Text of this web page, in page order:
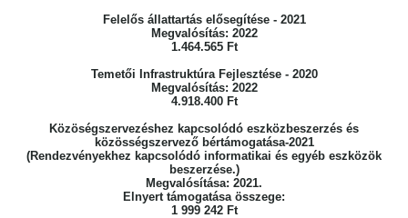
Felelős állattartás elősegítése - 2021
Megvalósítás: 2022
1.464.565 Ft
Temetői Infrastruktúra Fejlesztése - 2020
Megvalósítás: 2022
4.918.400 Ft
Közöségszervezéshez kapcsolódó eszközbeszerzés és
közösségszervező bértámogatása-2021
(Rendezvényekhez kapcsolódó informatikai és egyéb eszközök
beszerzése.)
Megvalósítása: 2021.
Elnyert támogatása összege:
1 999 242 Ft